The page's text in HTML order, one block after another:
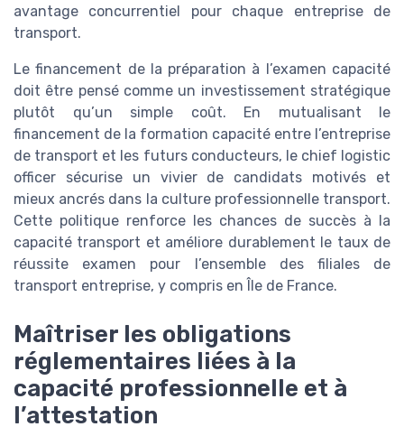
avantage concurrentiel pour chaque entreprise de
transport.
Le financement de la préparation à l’examen capacité
doit être pensé comme un investissement stratégique
plutôt qu’un simple coût. En mutualisant le
financement de la formation capacité entre l’entreprise
de transport et les futurs conducteurs, le chief logistic
officer sécurise un vivier de candidats motivés et
mieux ancrés dans la culture professionnelle transport.
Cette politique renforce les chances de succès à la
capacité transport et améliore durablement le taux de
réussite examen pour l’ensemble des filiales de
transport entreprise, y compris en Île de France.
Maîtriser les obligations
réglementaires liées à la
capacité professionnelle et à
l’attestation